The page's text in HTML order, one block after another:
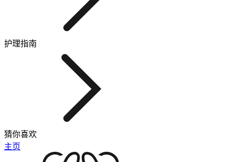
护理指南
猜你喜欢
主页